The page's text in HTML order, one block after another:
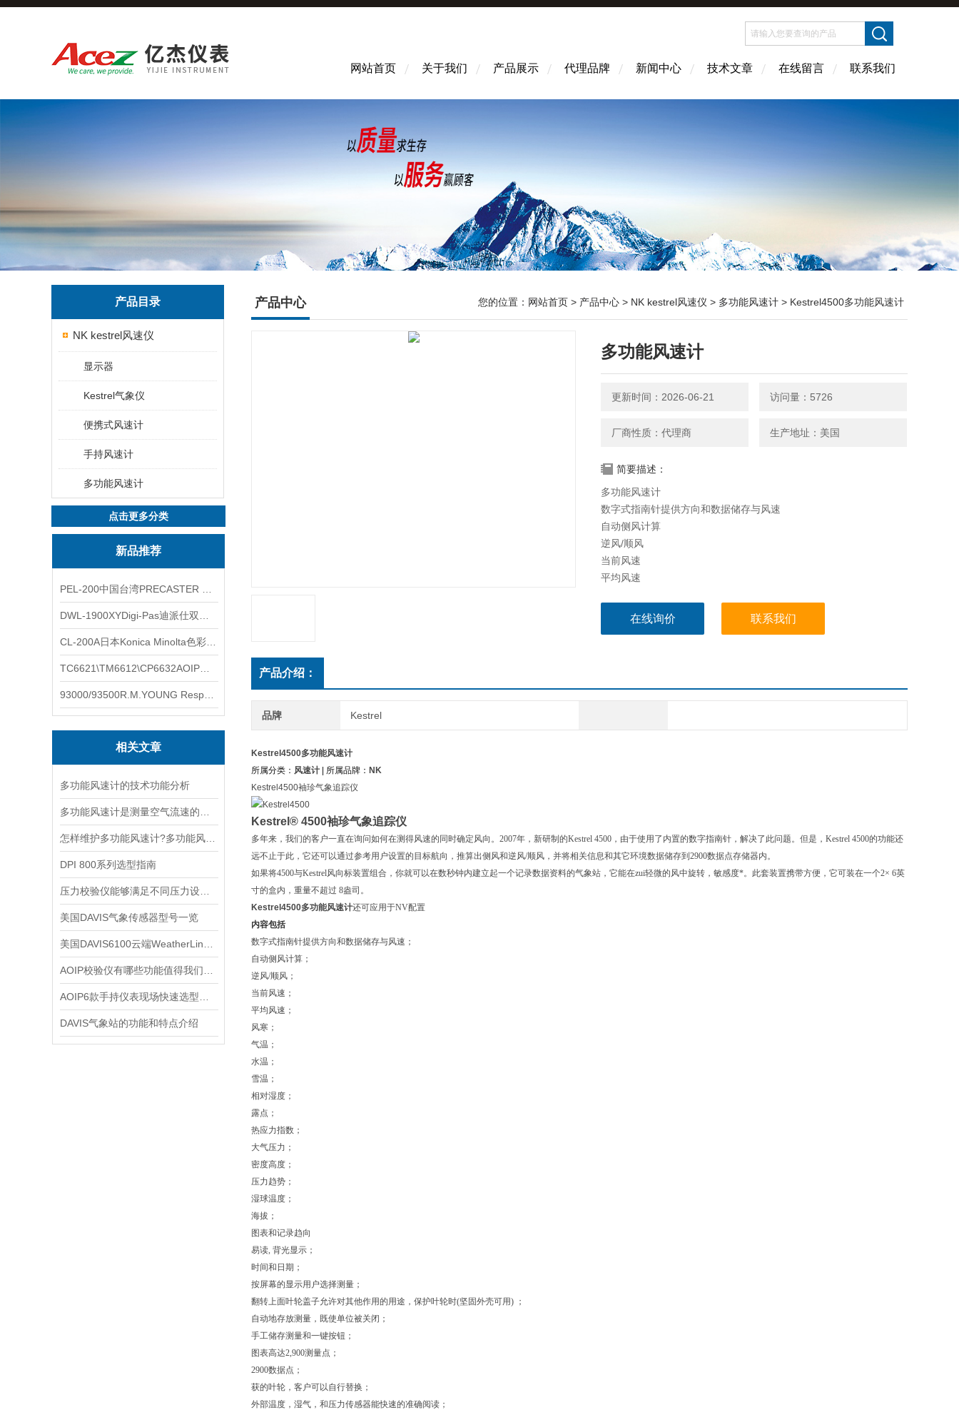
网站首页 关于我们 产品展示 代理品牌 新闻中心 技术文章 在线留言 联系我们
产品目录
NK kestrel风速仪
显示器
Kestrel气象仪
便携式风速计
手持风速计
多功能风速计
点击更多分类
新品推荐
相关文章
多功能风速计的技术功能分析
DPI 800系列选型指南
美国DAVIS气象传感器型号一览
DAVIS气象站的功能和特点介绍
产品中心 您的位置： 网站首页 > 产品中心 > NK kestrel风速仪 > 多功能风速计 > Kestrel4500多功能风速计
多功能风速计
更新时间：2026-06-21 访问量：5726
厂商性质：代理商 生产地址：美国
简要描述：
多功能风速计
数字式指南针提供方向和数据储存与风速
自动侧风计算
逆风/顺风
当前风速
平均风速
密度高度
易读, 背光显示；
在线询价 联系我们
产品介绍：
品牌 Kestrel
Kestrel4500多功能风速计
所属分类： 风速计 | 所属品牌： NK
Kestrel4500袖珍气象追踪仪
Kestrel® 4500袖珍气象追踪仪
多年来，我们的客户一直在询问如何在测得风速的同时确定风向。2007年，新研制的Kestrel 4500，由于使用了内置的数字指南针，解决了此问题。但是，Kestrel 4500的功能还
远不止于此，它还可以通过参考用户设置的目标航向，推算出侧风和逆风/顺风，并将相关信息和其它环境数据储存到2900数据点存储器内。
如果将4500与Kestrel风向标装置组合，你就可以在数秒钟内建立起一个记录数据资料的气象站，它能在zui轻微的风中旋转，敏感度*。此套装置携带方便，它可装在一个2× 6英
寸的盒内，重量不超过 8盎司。
Kestrel4500多功能风速计还可应用于NV配置
内容包括
数字式指南针提供方向和数据储存与风速 ；
自动侧风计算 ；
逆风/顺风；
当前风速；
平均风速；
风寒；
气温；
水温；
雪温；
相对湿度；
露点；
热应力指数；
大气压力；
密度高度；
压力趋势；
湿球温度；
海拔；
图表和记录趋向
易读, 背光显示；
时间和日期 ；
按屏幕的显示用户选择测量 ；
翻转上面叶轮盖子允许对其他作用的用途，保护叶轮时(坚固外壳可用) ；
自动地存放测量，既使单位被关闭 ；
手工储存测量和一键按钮 ；
图表高达2,900测量点 ；
2900数据点；
获的叶轮，客户可以自行替换 ；
外部温度，湿气，和压力传感器能快速的准确阅读 ；